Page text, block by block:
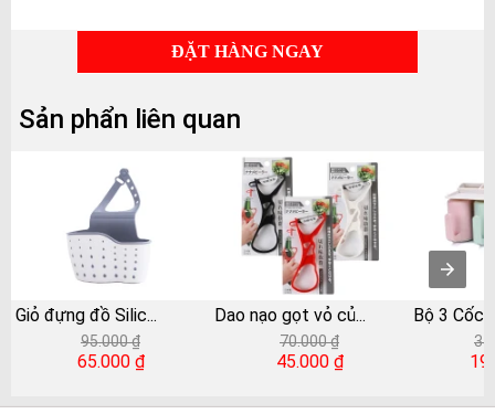
ĐẶT HÀNG NGAY
Sản phẩn liên quan
Giỏ đựng đồ Silic...
95.000 ₫
65.000 ₫
Dao nạo gọt vỏ củ...
70.000 ₫
45.000 ₫
Bộ 3 Cốc